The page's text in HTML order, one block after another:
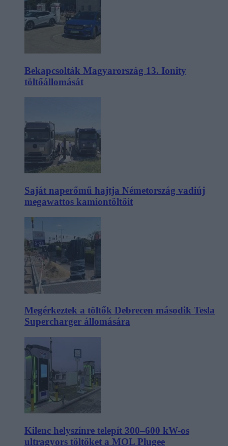
Bekapcsolták Magyarország 13. Ionity
töltőállomását
Saját naperőmű hajtja Németország vadiúj
megawattos kamiontöltőit
Megérkeztek a töltők Debrecen második Tesla
Supercharger állomására
Kilenc helyszínre telepít 300–600 kW-os
ultragyors töltőket a MOL Plugee